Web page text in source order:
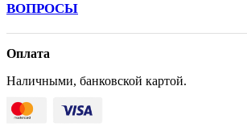
ВОПРОСЫ
Оплата
Наличными, банковской картой.